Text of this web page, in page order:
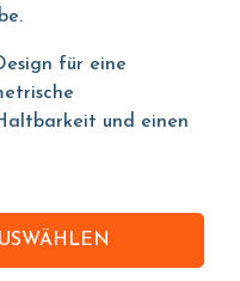
für eine
und einen